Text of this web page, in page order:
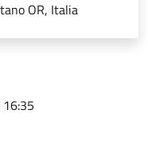
OR, Italia